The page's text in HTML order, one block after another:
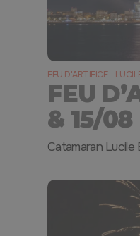
FEU D'ARTIFICE -
FEU
& 15/08
Catamaran